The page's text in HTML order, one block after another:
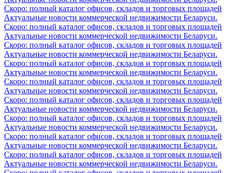
Скоро: полный каталог офисов, складов и торговых площадей
Актуальные новости коммерческой недвижимости Беларуси.
Скоро: полный каталог офисов, складов и торговых площадей
Актуальные новости коммерческой недвижимости Беларуси.
Скоро: полный каталог офисов, складов и торговых площадей
Актуальные новости коммерческой недвижимости Беларуси.
Скоро: полный каталог офисов, складов и торговых площадей
Актуальные новости коммерческой недвижимости Беларуси.
Скоро: полный каталог офисов, складов и торговых площадей
Актуальные новости коммерческой недвижимости Беларуси.
Скоро: полный каталог офисов, складов и торговых площадей
Актуальные новости коммерческой недвижимости Беларуси.
Скоро: полный каталог офисов, складов и торговых площадей
Актуальные новости коммерческой недвижимости Беларуси.
Скоро: полный каталог офисов, складов и торговых площадей
Актуальные новости коммерческой недвижимости Беларуси.
Скоро: полный каталог офисов, складов и торговых площадей
Актуальные новости коммерческой недвижимости Беларуси.